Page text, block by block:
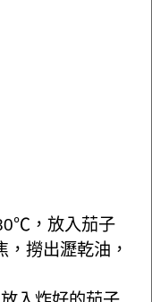
，放入茄子
撈出瀝乾油，